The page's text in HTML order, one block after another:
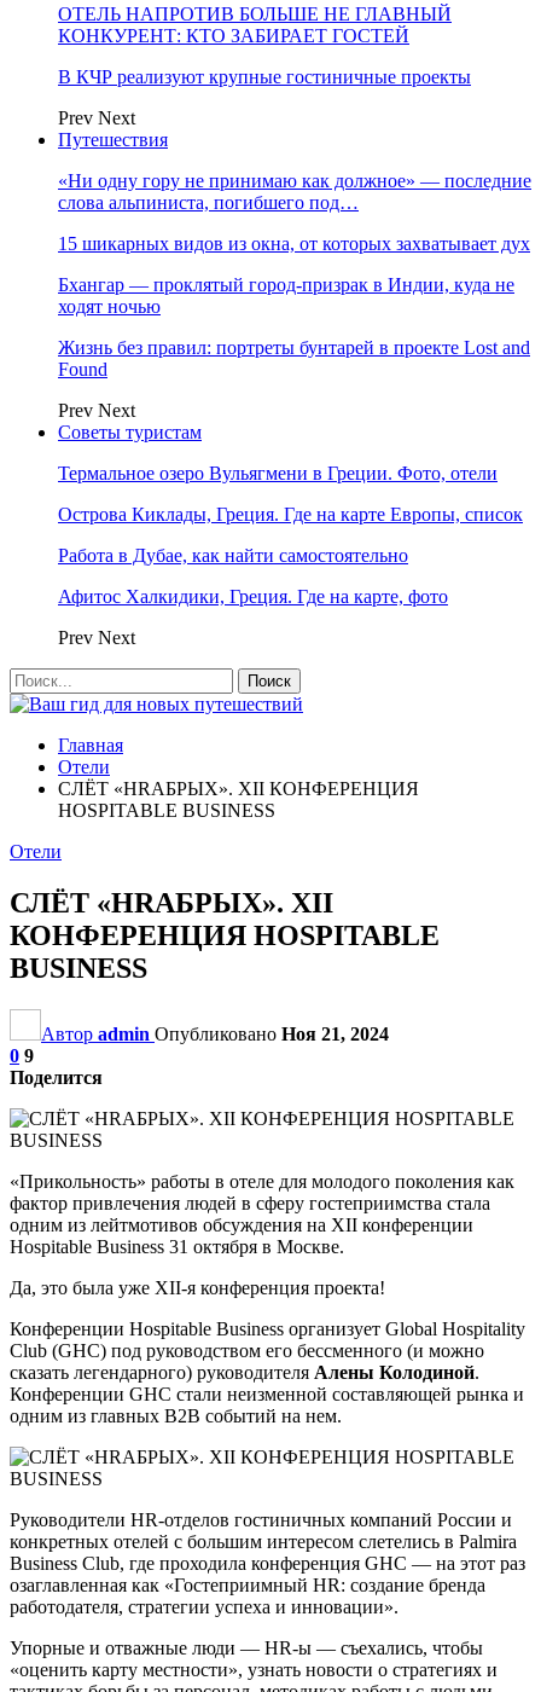
ОТЕЛЬ НАПРОТИВ БОЛЬШЕ НЕ ГЛАВНЫЙ
КОНКУРЕНТ: КТО ЗАБИРАЕТ ГОСТЕЙ
В КЧР реализуют крупные гостиничные проекты
Prev Next
Путешествия
«Ни одну гору не принимаю как должное» — последние
слова альпиниста, погибшего под…
15 шикарных видов из окна, от которых захватывает дух
Бхангар — проклятый город-призрак в Индии, куда не
ходят ночью
Жизнь без правил: портреты бунтарей в проекте Lost and
Found
Prev Next
Советы туристам
Термальное озеро Вульягмени в Греции. Фото, отели
Острова Киклады, Греция. Где на карте Европы, список
Работа в Дубае, как найти самостоятельно
Афитос Халкидики, Греция. Где на карте, фото
Prev Next
Главная
Отели
СЛЁТ «HRАБРЫХ». XII КОНФЕРЕНЦИЯ
HOSPITABLE BUSINESS
Отели
СЛЁТ «HRАБРЫХ». XII
КОНФЕРЕНЦИЯ HOSPITABLE
BUSINESS
Автор admin Опубликовано Ноя 21, 2024
0 9
Поделится
«Прикольность» работы в отеле для молодого поколения как
фактор привлечения людей в сферу гостеприимства стала
одним из лейтмотивов обсуждения на XII конференции
Hospitable Business 31 октября в Москве.
Да, это была уже XII-я конференция проекта!
Конференции Hospitable Business организует Global Hospitality
Club (GHC) под руководством его бессменного (и можно
сказать легендарного) руководителя Алены Колодиной.
Конференции GHC стали неизменной составляющей рынка и
одним из главных В2В событий на нем.
Руководители HR-отделов гостиничных компаний России и
конкретных отелей с большим интересом слетелись в Palmira
Business Club, где проходила конференция GHC — на этот раз
озаглавленная как «Гостеприимный HR: создание бренда
работодателя, стратегии успеха и инновации».
Упорные и отважные люди — HR-ы — съехались, чтобы
«оценить карту местности», узнать новости о стратегиях и